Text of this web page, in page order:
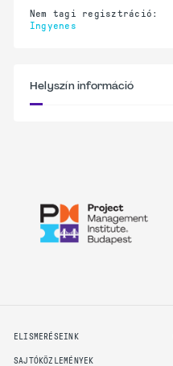
Nem tagi regisztráció:
Ingyenes
Helyszín információ
ELISMERÉSEINK
SAJTÓKÖZLEMÉNYEK